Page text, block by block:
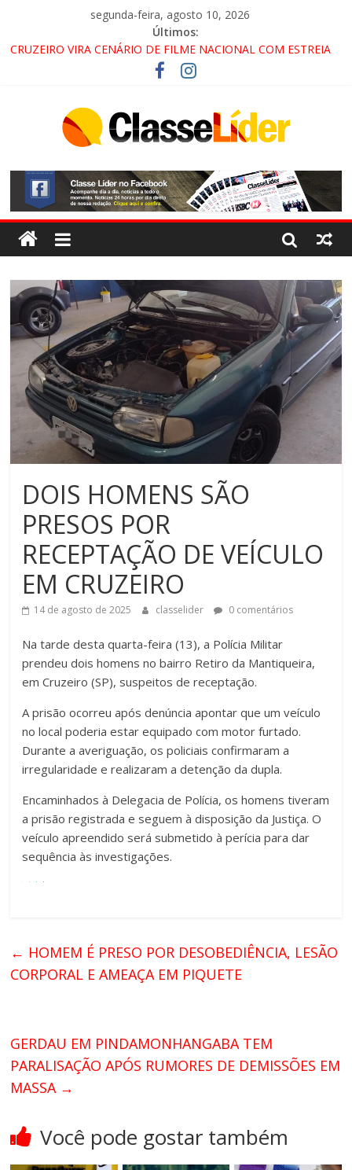
segunda-feira, agosto 10, 2026
Últimos:
CRUZEIRO VIRA CENÁRIO DE FILME NACIONAL COM ESTREIA
PROMOTOR DO GAECO
ACESSO À APARECIDA NA DUTRA SERÁ BLOQUEADO NO FIM
ALTERNATIVAS
LORENA, PINDAMONHANGABA E QUELUZ NA RETA FINAL
PELA FÁBRICA DA COCA-COLA!
DOIS HOMENS SÃO
PRESOS POR
RECEPTAÇÃO DE VEÍCULO
EM CRUZEIRO
14 de agosto de 2025 classelider 0 comentários
Na tarde desta quarta-feira (13), a Polícia Militar
prendeu dois homens no bairro Retiro da Mantiqueira,
em Cruzeiro (SP), suspeitos de receptação.
A prisão ocorreu após denúncia apontar que um veículo
no local poderia estar equipado com motor furtado.
Durante a averiguação, os policiais confirmaram a
irregularidade e realizaram a detenção da dupla.
Encaminhados à Delegacia de Polícia, os homens tiveram
a prisão registrada e seguem à disposição da Justiça. O
veículo apreendido será submetido à perícia para dar
sequência às investigações.
← HOMEM É PRESO POR DESOBEDIÊNCIA, LESÃO
CORPORAL E AMEAÇA EM PIQUETE
GERDAU EM PINDAMONHANGABA TEM
PARALISAÇÃO APÓS RUMORES DE DEMISSÕES EM
MASSA →
Você pode gostar também